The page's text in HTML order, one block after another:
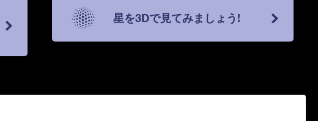
星を3Dで見てみましょう!